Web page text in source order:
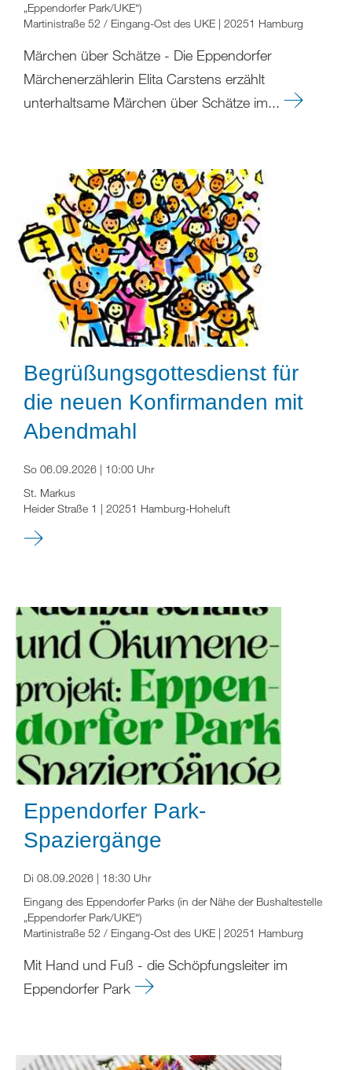
„Eppendorfer Park/UKE“)
Martinistraße 52 / Eingang-Ost des UKE | 20251 Hamburg
Märchen über Schätze - Die Eppendorfer
Märchenerzählerin Elita Carstens erzählt
unterhaltsame Märchen über Schätze im...
Begrüßungsgottesdienst für
die neuen Konfirmanden mit
Abendmahl
So 06.09.2026 | 10:00 Uhr
St. Markus
Heider Straße 1 | 20251 Hamburg-Hoheluft
Eppendorfer Park-
Spaziergänge
Di 08.09.2026 | 18:30 Uhr
Eingang des Eppendorfer Parks (in der Nähe der Bushaltestelle
„Eppendorfer Park/UKE“)
Martinistraße 52 / Eingang-Ost des UKE | 20251 Hamburg
Mit Hand und Fuß - die Schöpfungsleiter im
Eppendorfer Park